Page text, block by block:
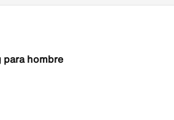
hombre